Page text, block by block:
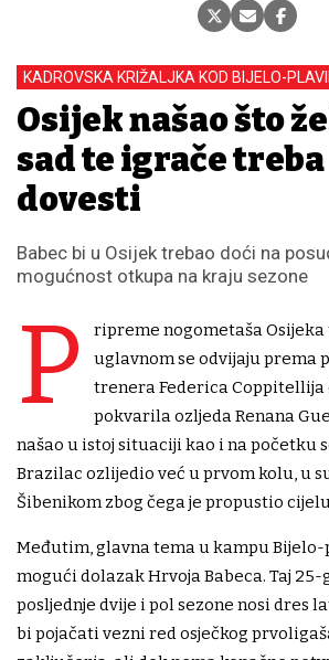
KADROVSKA KRIŽALJKA KOD BIJELO-
Osijek našao što
sad te igrače treba
dovesti
Babec bi u Osijek trebao doći na
mogućnost otkupa na kraju sezone
P
ripreme nogometaša
uglavnom se odvijaju prema
trenera Federica Coppitellija
pokvarila ozljeda Renana
našao u istoj situaciji kao i na početku
Brazilac ozlijedio već u prvom kolu, u
Šibenikom zbog čega je propustio
Međutim, glavna tema u kampu Bijelo-
mogući dolazak Hrvoja Babeca. Taj
posljednje dvije i pol sezone nosi dres
bi pojačati vezni red osječkog